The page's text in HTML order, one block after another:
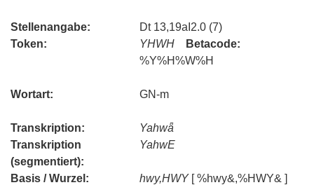
Stellenangabe:
Dt 13,19aI2.0 (7)
Token:
YHWH
Betacode:
%Y%H%W%H
Wortart: GN-m
Transkription:
Yahwǟ
Transkription
(segmentiert):
YahwE
Basis / Wurzel: hwy,HWY [ %hwy&,%HWY& ]